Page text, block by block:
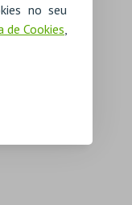
no seu
de Cookies